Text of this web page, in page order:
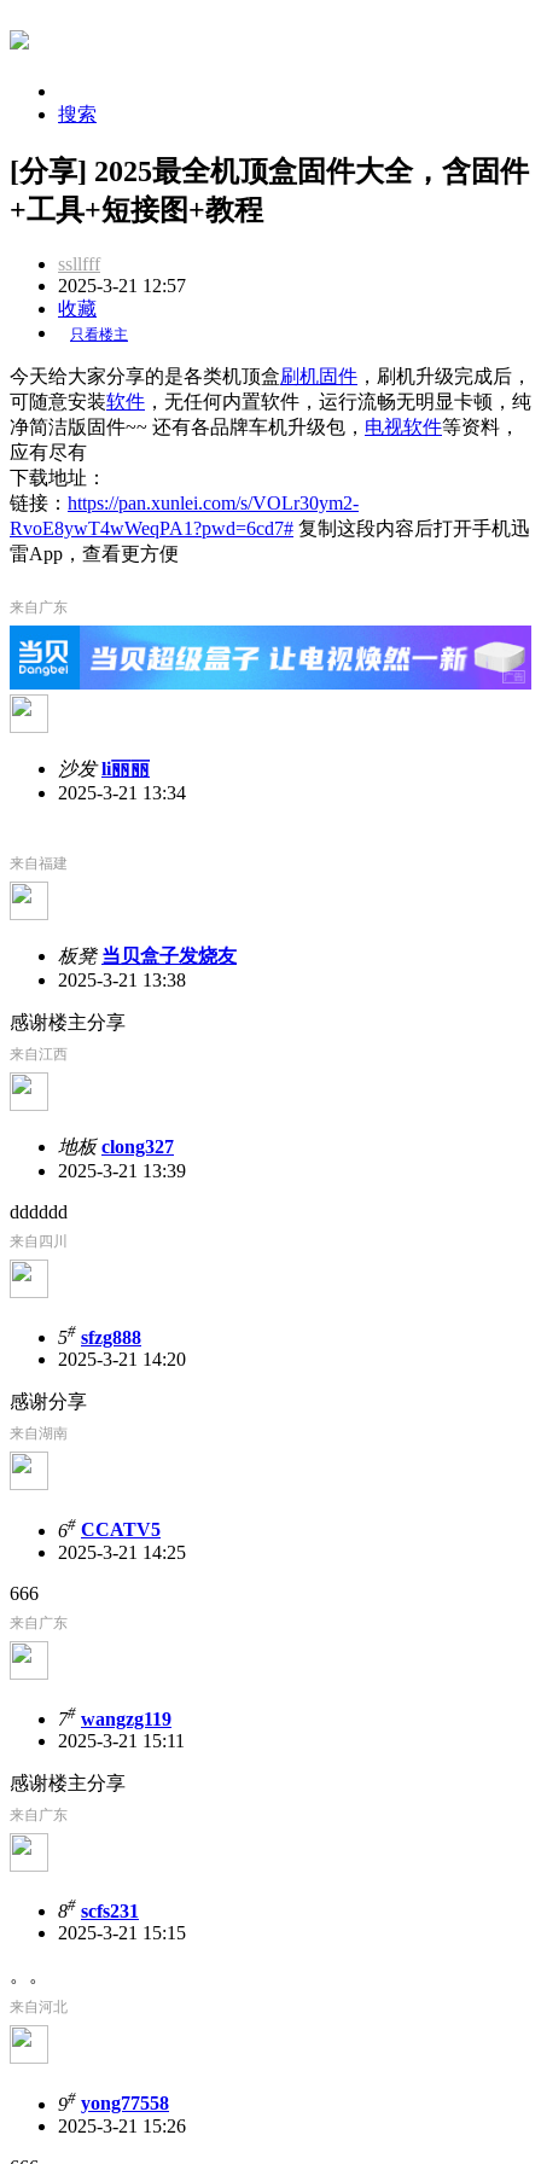
搜索
[分享] 2025最全机顶盒固件大全，含固件
+工具+短接图+教程
ssllfff
2025-3-21 12:57
收藏
只看楼主
今天给大家分享的是各类机顶盒刷机固件 ， 刷机升级完成后，
可随意安装软件 ，无任何内置软件 ，运行流畅无明显卡顿，纯
净简洁版 固件~~ 还有各品牌车机升级包， 电视软件等资料，
应有尽有
下载地址：
链接： https://pan.xunlei.com/s/VOLr30ym2-
RvoE8ywT4wWeqPA1?pwd=6cd7# 复制这段内容后打开手机迅
雷App，查看更方便
来自广东
沙发 li丽丽
2025-3-21 13:34
来自福建
板凳 当贝盒子发烧友
2025-3-21 13:38
感谢楼主分享
来自江西
地板 clong327
2025-3-21 13:39
dddddd
来自四川
5# sfzg888
2025-3-21 14:20
感谢分享
来自湖南
6# CCATV5
2025-3-21 14:25
666
来自广东
7# wangzg119
2025-3-21 15:11
感谢楼主分享
来自广东
8# scfs231
2025-3-21 15:15
。。
来自河北
9# yong77558
2025-3-21 15:26